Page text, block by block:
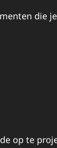
die
op te